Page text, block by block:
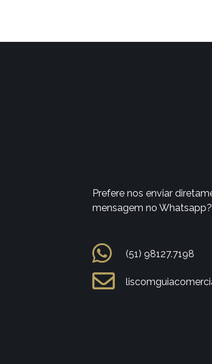
Prefere nos enviar
mensagem no Whatsapp?
(51) 98127.7198